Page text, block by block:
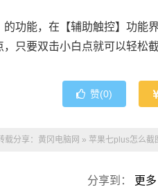
功能，在【辅助触控】功能
只要双击小白点就可以轻松截
赞(0)
载分享： 黄冈电脑网 » 苹果七plus怎么截
分享到： 更多